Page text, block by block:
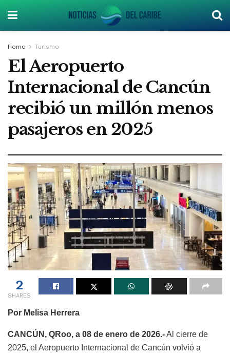
Home Turismo
El Aeropuerto
Internacional de Cancún
recibió un millón menos
pasajeros en 2025
2
SHARES
Por Melisa Herrera
CANCÚN, QRoo, a 08 de enero de 2026.-Al cierre de
2025, el Aeropuerto Internacional de Cancún volvió a